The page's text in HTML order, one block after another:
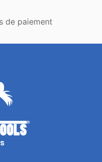
de paiement